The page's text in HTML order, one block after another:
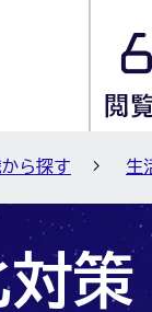
ら探す 生
策